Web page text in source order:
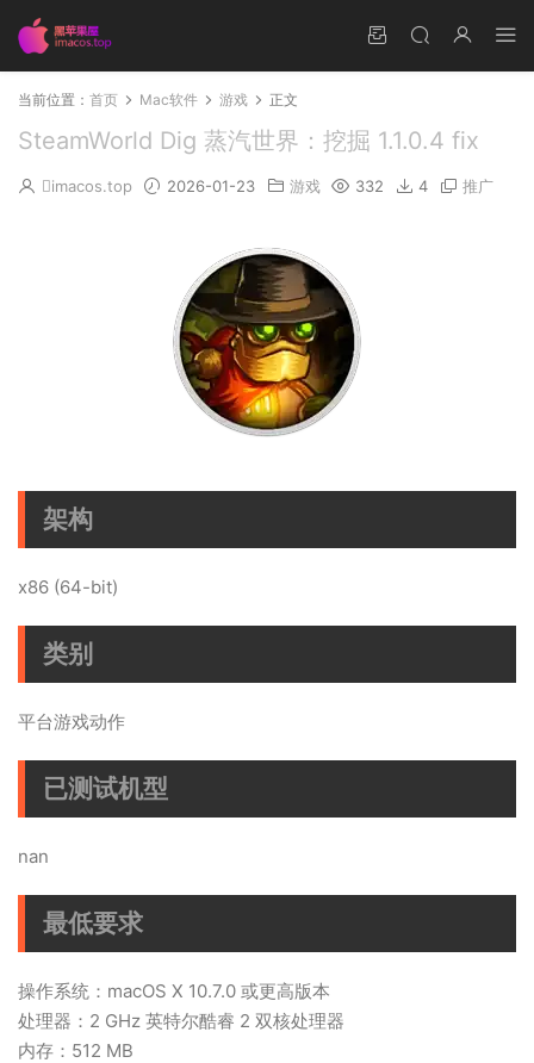
当前位置： 首页 Mac软件 游戏 正文
SteamWorld Dig 蒸汽世界：挖掘 1.1.0.4 fix
imacos.top 2026-01-23 游戏 332 4 推广
架构
x86 (64-bit)
类别
平台游戏动作
已测试机型
nan
最低要求
操作系统：macOS X 10.7.0 或更高版本
处理器：2 GHz 英特尔酷睿 2 双核处理器
内存：512 MB